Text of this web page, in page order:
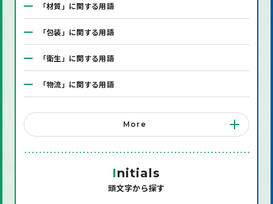
「材質」に関する用語
「包装」に関する用語
「衛生」に関する用語
「物流」に関する用語
「システム」に関する用語
「店舗備品」に関する用語
「環境」に関する用語
More
Initials
頭文字から探す